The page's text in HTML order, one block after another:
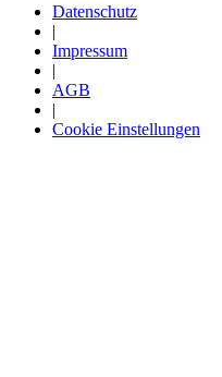
Datenschutz
|
Impressum
|
AGB
|
Cookie Einstellungen